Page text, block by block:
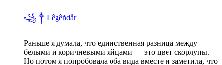
꧁༒Lêgêñdår
Раньше я думала, что единственная разница между
белыми и коричневыми яйцами — это цвет скорлупы.
Но потом я попробовала оба вида вместе и заметила, что